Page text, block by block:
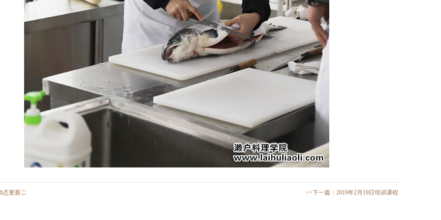
态更新二 >>下一篇： 2019年2月19日培训课程